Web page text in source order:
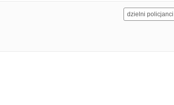
dzielni policjanci